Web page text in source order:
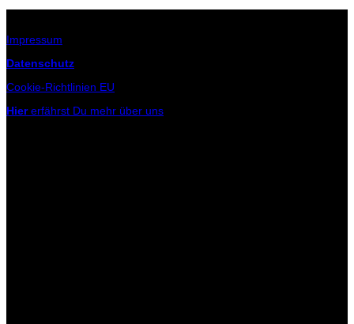
Impressum
Datenschutz
Cookie-Richtlinien EU
Hiererfährst Du mehr über uns